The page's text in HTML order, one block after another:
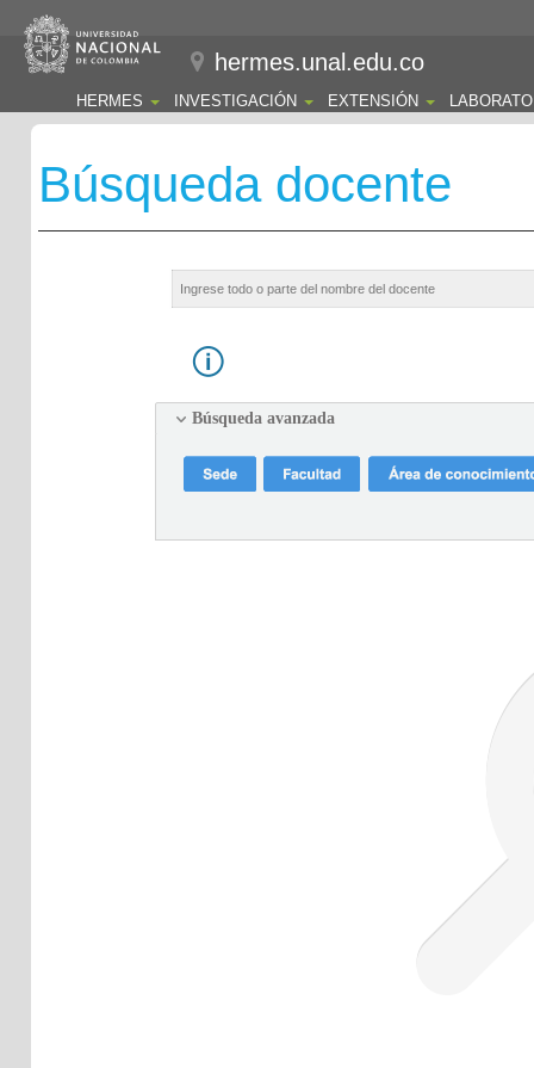
hermes.unal.edu.co
HERMES INVESTIGACIÓN EXTENSIÓN
Búsqueda docente
Búsqueda avanzada